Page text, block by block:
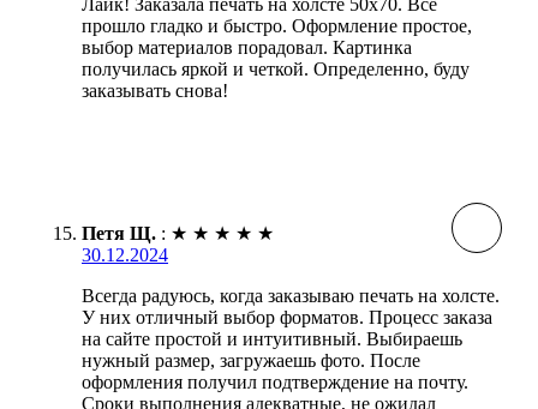
прошло гладко и быстро. Оформление простое,
выбор материалов порадовал. Картинка
получилась яркой и четкой. Определенно, буду
заказывать снова!
Петя Щ. : ★ ★ ★ ★ ★
30.12.2024
Всегда радуюсь, когда заказываю печать на холсте.
У них отличный выбор форматов. Процесс заказа
на сайте простой и интуитивный. Выбираешь
нужный размер, загружаешь фото. После
оформления получил подтверждение на почту.
Сроки выполнения адекватные, не ожидал